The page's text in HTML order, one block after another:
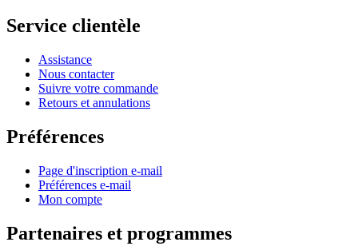
Service clientèle
Assistance
Nous contacter
Suivre votre commande
Retours et annulations
Préférences
Page d'inscription e-mail
Préférences e-mail
Mon compte
Partenaires et programmes